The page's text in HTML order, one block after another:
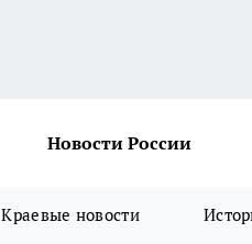
Новости России
Краевые новости